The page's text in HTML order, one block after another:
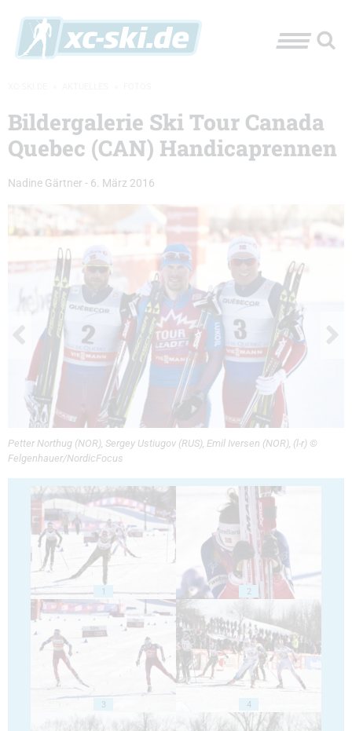
Bildergalerie Ski Tour Canada
Quebec (CAN) Handicaprennen
Nadine Gärtner - 6. März 2016
Petter Northug (NOR), Sergey Ustiugov (RUS), Emil Iversen (NOR), (l-r) ©
Felgenhauer/NordicFocus
1 2
3 4